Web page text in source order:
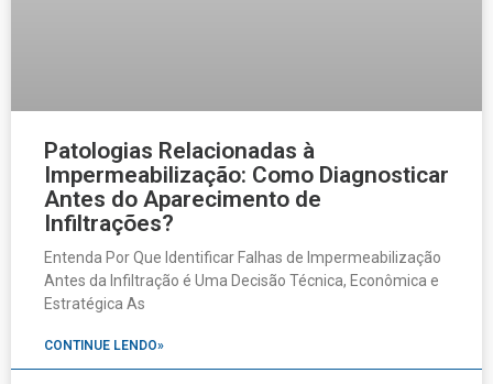
Patologias Relacionadas à
Impermeabilização: Como Diagnosticar
Antes do Aparecimento de
Infiltrações?
Entenda Por Que Identificar Falhas de Impermeabilização
Antes da Infiltração é Uma Decisão Técnica, Econômica e
Estratégica As
CONTINUE LENDO»